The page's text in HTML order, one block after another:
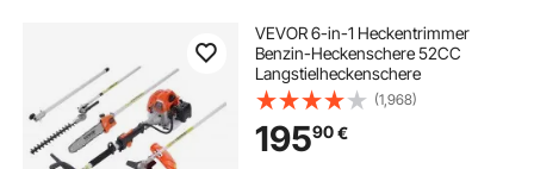
VEVOR 6-in-1 Heckentrimmer
Benzin-Heckenschere 52CC
Langstielheckenschere
(1,968)
19590€